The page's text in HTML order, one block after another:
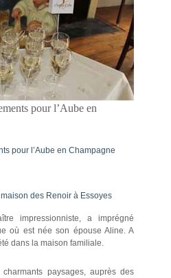
pour l’Aube en
pour l’Aube en Champagne
des Renoir à Essoyes
impressionniste, a imprégné
où est née son épouse Aline. A
dans la maison familiale.
paysages, auprès des